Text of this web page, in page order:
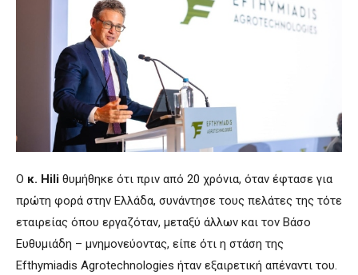
Ο κ. Hili θυμήθηκε ότι πριν από 20 χρόνια, όταν έφτασε για
πρώτη φορά στην Ελλάδα, συνάντησε τους πελάτες της τότε
εταιρείας όπου εργαζόταν, μεταξύ άλλων και τον Βάσο
Ευθυμιάδη – μνημονεύοντας, είπε ότι η στάση της
Efthymiadis Agrotechnologies ήταν εξαιρετική απέναντι του.